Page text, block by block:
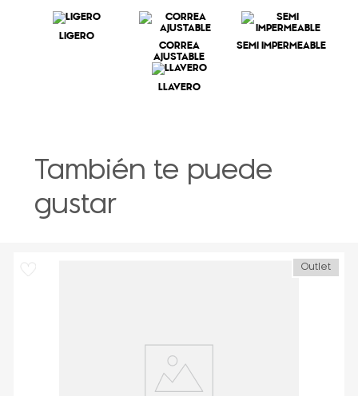
LIGERO
CORREA
AJUSTABLE
SEMI IMPERMEABLE
LLAVERO
También te puede
gustar
Outlet